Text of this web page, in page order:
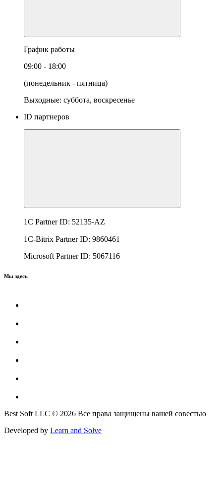
График работы
09:00 - 18:00
(понедельник - пятница)
Выходные: суббота, воскресенье
ID партнеров
1C Partner ID: 52135-AZ
1C-Bitrix Partner ID: 9860461
Microsoft Partner ID: 5067116
Мы здесь
Best Soft LLC © 2026 Все права защищены вашей совестью
Developed by Learn and Solve